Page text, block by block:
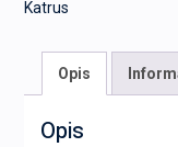
Katrus
Opis
Opis